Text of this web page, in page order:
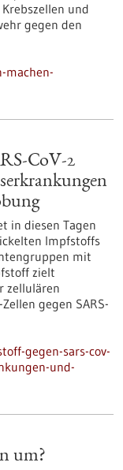
und
gegen den
CoV-2
in diesen Tagen
Impfstoffs
mit
zielt
zellulären
gegen SARS-
gegen-sars-cov-
und-
um?